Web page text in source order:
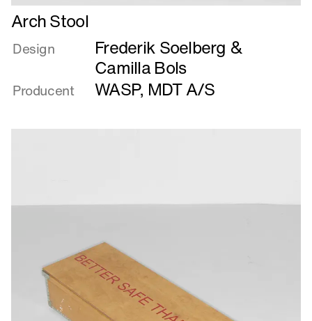
Læs
mere
om
Arch Stool
Design
Frederik Soelberg &
Camilla Bols
Producent WASP, MDT A/S